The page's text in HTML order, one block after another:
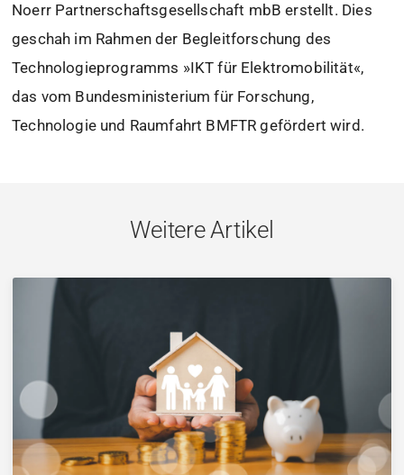
Noerr Partnerschaftsgesellschaft mbB erstellt. Dies
geschah im Rahmen der Begleitforschung des
Technologieprogramms »IKT für Elektromobilität«,
das vom Bundesministerium für Forschung,
Technologie und Raumfahrt BMFTR gefördert wird.
Weitere Artikel